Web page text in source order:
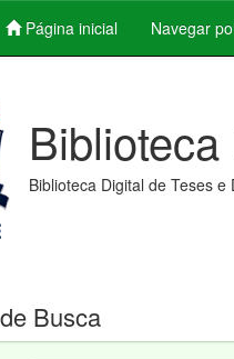
Página inicial Navegar
Biblioteca Digital de Teses e
Busca